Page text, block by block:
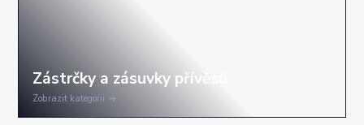
Zobrazit kategorii